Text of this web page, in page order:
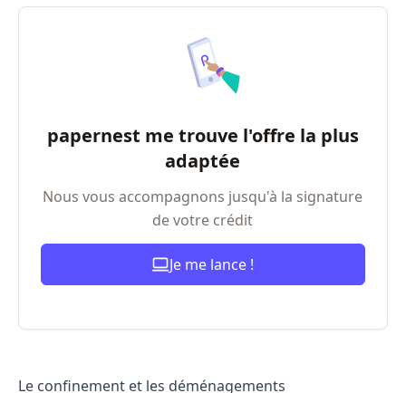
papernest me trouve l'offre la plus
adaptée
Nous vous accompagnons jusqu'à la signature
de votre crédit
Je me lance !
Le confinement et les déménagements